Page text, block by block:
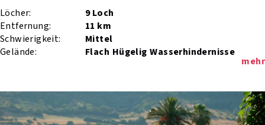
Löcher:
9 Loch
Entfernung:
11 km
Schwierigkeit:
Mittel
Gelände:
Flach Hügelig Wasserhindernisse
mehr